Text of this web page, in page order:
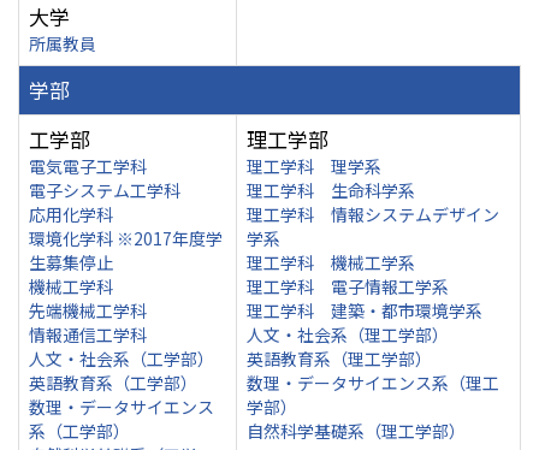
大学
所属教員
学部
工学部
電気電子工学科
電子システム工学科
応用化学科
環境化学科 ※2017年度学
生募集停止
機械工学科
先端機械工学科
情報通信工学科
人文・社会系（工学部）
英語教育系（工学部）
数理・データサイエンス
系（工学部）
理工学部
理工学科 理学系
理工学科 生命科学系
理工学科 情報システムデザイン
学系
理工学科 機械工学系
理工学科 電子情報工学系
理工学科 建築・都市環境学系
人文・社会系（理工学部）
英語教育系（理工学部）
数理・データサイエンス系（理工
学部）
自然科学基礎系（理工学部）